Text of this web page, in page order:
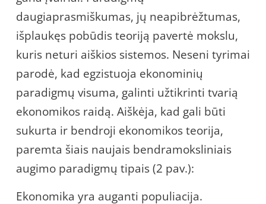
daugiaprasmiškumas, jų neapibrėžtumas,
išplaukęs pobūdis teoriją pavertė mokslu,
kuris neturi aiškios sistemos. Neseni tyrimai
parodė, kad egzistuoja ekonominių
paradigmų visuma, galinti užtikrinti tvarią
ekonomikos raidą. Aiškėja, kad gali būti
sukurta ir bendroji ekonomikos teorija,
paremta šiais naujais bendramoksliniais
augimo paradigmų tipais (2 pav.):
Ekonomika yra auganti populiacija.